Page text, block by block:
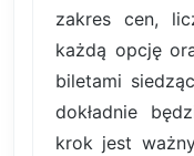
zakres cen,
każdą opcję
biletami
dokładnie
krok jest